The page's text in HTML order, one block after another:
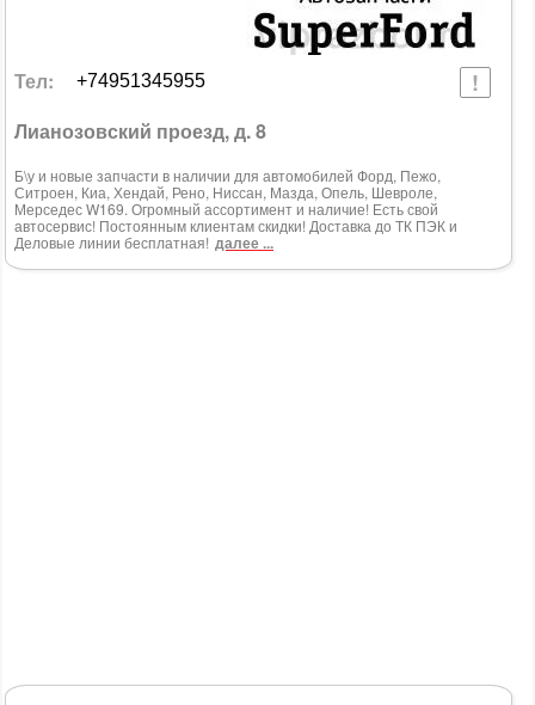
Тел: +74951345955
Лианозовский проезд, д. 8
Б\у и новые запчасти в наличии для автомобилей Форд, Пежо,
Ситроен, Киа, Хендай, Рено, Ниссан, Мазда, Опель, Шевроле,
Мерседес W169. Огромный ассортимент и наличие! Есть свой
автосервис! Постоянным клиентам скидки! Доставка до ТК ПЭК и
Деловые линии бесплатная! далее ...